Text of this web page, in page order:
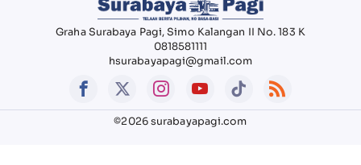
Graha Surabaya Pagi, Simo Kalangan II No. 183 K
0818581111
hsurabayapagi@gmail.com
©2026 surabayapagi.com